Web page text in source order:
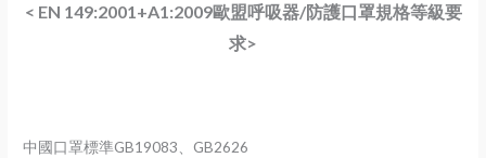
< EN 149:2001+A1:2009歐盟呼吸器/防護口罩規格等級要
求>
中國口罩標準GB19083、GB2626